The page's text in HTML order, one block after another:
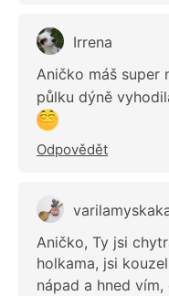
Irrena
Aničko máš super
půlku dýně
Odpovědět
Aničko, Ty jsi
holkama, jsi
nápad a hned